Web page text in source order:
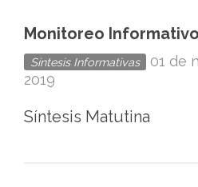
Monitoreo
Síntesis Informativas
01 de
2019
Síntesis Matutina